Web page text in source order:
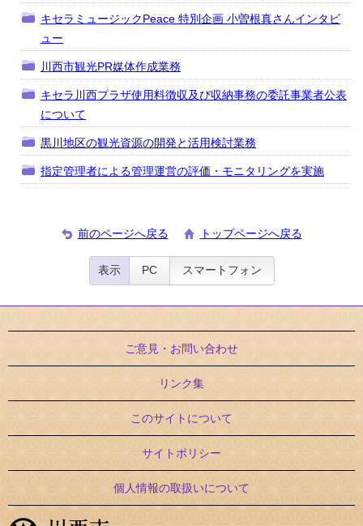
キセラミュージックPeace 特別企画 小曽根真さんインタビ
ュー
川西市観光PR媒体作成業務
キセラ川西プラザ使用料徴収及び収納事務の委託事業者公表
について
黒川地区の観光資源の開発と活用検討業務
指定管理者による管理運営の評価・モニタリングを実施
前のページへ戻る トップページへ戻る
表示 PC スマートフォン
ご意見・お問い合わせ
リンク集
このサイトについて
サイトポリシー
個人情報の取扱いについて